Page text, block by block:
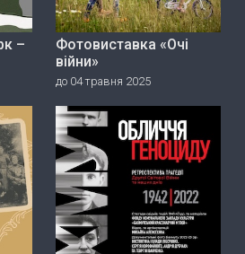
–
Фотовиставка «Очі
війни»
до 04 травня 2025